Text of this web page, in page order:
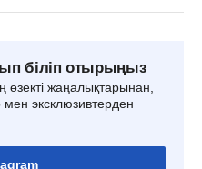
біліп отырыңыз
өзекті жаңалықтарынан,
эксклюзивтерден